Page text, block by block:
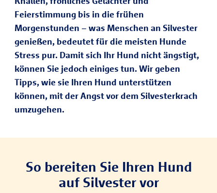
Feierstimmung bis in die frühen
Morgenstunden – was Menschen an Silvester
genießen, bedeutet für die meisten Hunde
Stress pur. Damit sich Ihr Hund nicht ängstigt,
können Sie jedoch einiges tun. Wir geben
Tipps, wie sie Ihren Hund unterstützen
können, mit der Angst vor dem Silvesterkrach
umzugehen.
So bereiten Sie Ihren Hund
auf Silvester vor